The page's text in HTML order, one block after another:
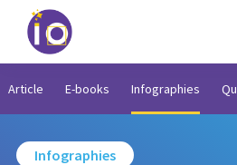
Vos enjeux
Article E-books Infographies
Infographies